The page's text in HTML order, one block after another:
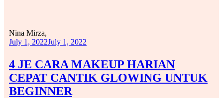
4 JE CARA MAKEUP HARIAN
CEPAT CANTIK GLOWING UNTUK
BEGINNER
Nina Mirza,
July 1, 2022July 1, 2022